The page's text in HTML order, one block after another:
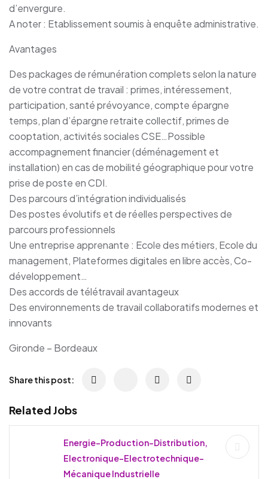
d’envergure.
A noter : Etablissement soumis à enquête administrative.
Avantages
Des packages de rémunération complets selon la nature
de votre contrat de travail : primes, intéressement,
participation, santé prévoyance, compte épargne
temps, plan d’épargne retraite collectif, primes de
cooptation, activités sociales CSE…Possible
accompagnement financier (déménagement et
installation) en cas de mobilité géographique pour votre
prise de poste en CDI.
Des parcours d’intégration individualisés
Des postes évolutifs et de réelles perspectives de
parcours professionnels
Une entreprise apprenante : Ecole des métiers, Ecole du
management, Plateformes digitales en libre accès, Co-
développement…
Des accords de télétravail avantageux
Des environnements de travail collaboratifs modernes et
innovants
Gironde – Bordeaux
Share this post:
Related Jobs
Energie-Production-Distribution,
Electronique-Electrotechnique-
Mécanique Industrielle